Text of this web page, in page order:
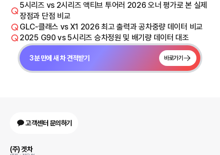
5시리즈 vs 2시리즈 액티브 투어러 2026 오너 평가로 본 실제
장점과 단점 비교
GLC-클래스 vs X1 2026 최고 출력과 공차중량 데이터 비교
2025 G90 vs 5시리즈 승차정원 및 배기량 데이터 대조
3분 만에 새 차 견적받기 바로가기
고객센터 문의하기
(주) 겟차